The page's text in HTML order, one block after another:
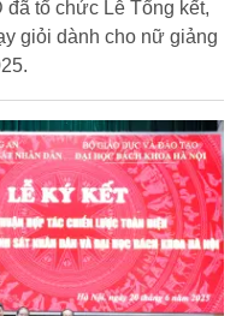
đã tổ chức Lễ Tổng kết,
giỏi dành cho nữ giảng